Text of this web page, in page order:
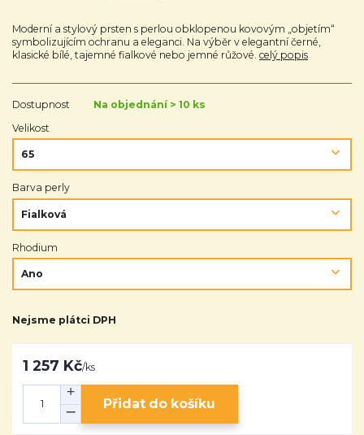
Moderní a stylový prsten s perlou obklopenou kovovým „objetím“
symbolizujícím ochranu a eleganci. Na výběr v elegantní černé,
klasické bílé, tajemné fialkové nebo jemné růžové. celý popis
Dostupnost
Na objednání > 10 ks
Velikost
Barva perly
Rhodium
Nejsme plátci DPH
1 257 Kč/ks
Přidat do košíku